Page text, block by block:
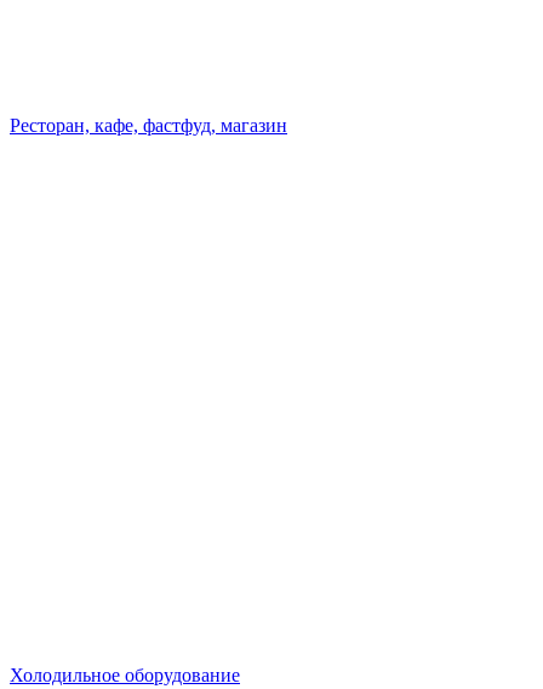
Ресторан, кафе, фастфуд, магазин
Холодильное оборудование